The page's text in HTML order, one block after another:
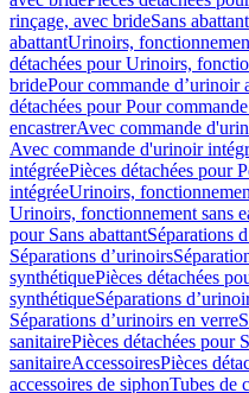
rinçage, avec brideSans abattant
abattantUrinoirs,
détachées pour Urinoirs,
bridePour commande d’urinoir
détachées pour Pour
encastrerAvec commande
Avec commande d'urinoir
intégréePièces détachées pour
intégréeUrinoirs,
Urinoirs, fonctionnement sans
pour Sans abattantSéparations
Séparations d’urinoirs
synthétiquePièces détachées
synthétiqueSéparations
Séparations d’urinoirs en verre
sanitairePièces détachées pour
sanitaireAccessoiresPièces
accessoires de siphonTubes de